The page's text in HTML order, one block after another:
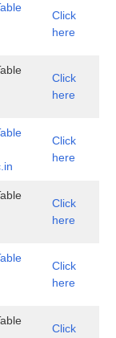
Click
here
Click
here
Click
here
Click
here
Click
here
Click